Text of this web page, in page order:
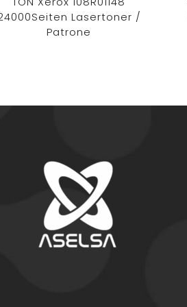
Lasertoner /
Patrone